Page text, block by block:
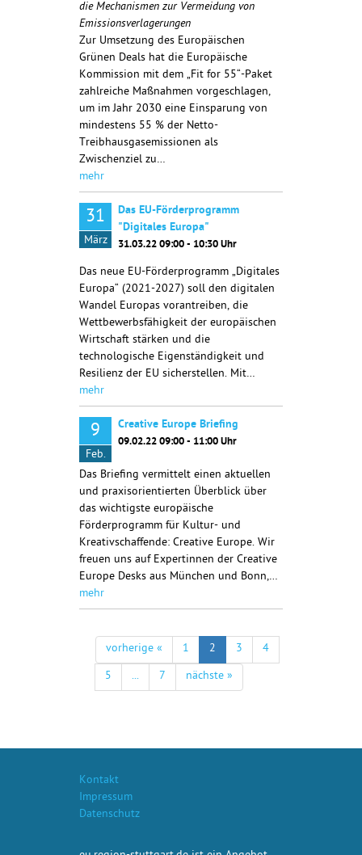
die Mechanismen zur Vermeidung von
Emissionsverlagerungen
Zur Umsetzung des Europäischen
Grünen Deals hat die Europäische
Kommission mit dem „Fit for 55“-Paket
zahlreiche Maßnahmen vorgeschlagen,
um im Jahr 2030 eine Einsparung von
mindestens 55 % der Netto-
Treibhausgasemissionen als
Zwischenziel zu…
mehr
31
März
Das EU-Förderprogramm
"Digitales Europa"
31.03.22 09:00 - 10:30 Uhr
Das neue EU-Förderprogramm „Digitales
Europa“ (2021-2027) soll den digitalen
Wandel Europas vorantreiben, die
Wettbewerbsfähigkeit der europäischen
Wirtschaft stärken und die
technologische Eigenständigkeit und
Resilienz der EU sicherstellen. Mit…
mehr
9
Feb.
Creative Europe Briefing
09.02.22 09:00 - 11:00 Uhr
Das Briefing vermittelt einen aktuellen
und praxisorientierten Überblick über
das wichtigste europäische
Förderprogramm für Kultur- und
Kreativschaffende: Creative Europe. Wir
freuen uns auf Expertinnen der Creative
Europe Desks aus München und Bonn,…
mehr
vorherige « 1 2 3
4
5
... 7 nächste »
Kontakt
Impressum
Datenschutz